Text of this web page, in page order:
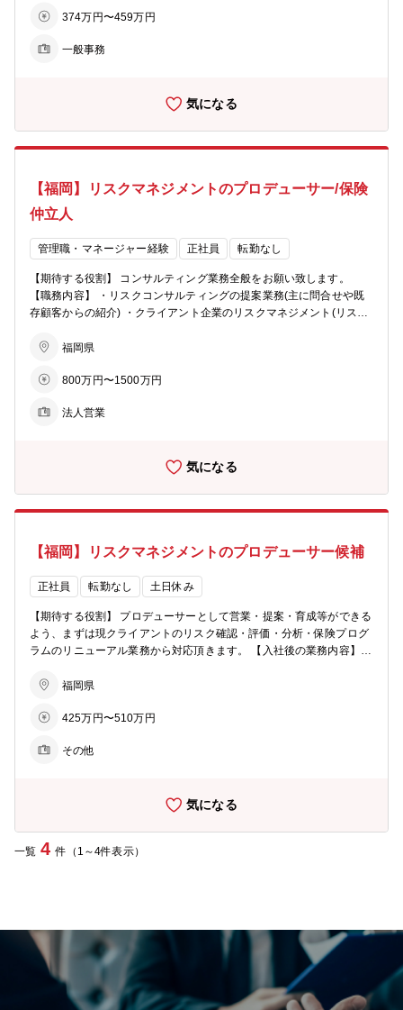
374万円〜459万円
一般事務
気になる
【福岡】リスクマネジメントのプロデューサー/保険
仲立人
管理職・マネージャー経験 正社員 転勤なし
【期待する役割】 コンサルティング業務全般をお願い致します。
【職務内容】 ・リスクコンサルティングの提案業務(主に問合せや既
存顧客からの紹介) ・クライアント企業のリスクマネジメント(リスク
ムの作成･提案 ・クライアントの事故相談、事故解決のためのサポー
アカウントエグゼクティブとアカウントサービスと連携して行いま
本ではまだ数が少ない保険仲立人のお仕事です。 覚えることは多いの
ます。新卒入社12年目でグループ会社社長就任の先輩がいます。
福岡県
800万円〜1500万円
法人営業
気になる
【福岡】リスクマネジメントのプロデューサー候補
正社員 転勤なし 土日休み
【期待する役割】 プロデューサーとして営業・提案・育成等ができる
よう、まずは現クライアントのリスク確認・評価・分析・保険プログ
ラムのリニューアル業務から対応頂きます。 【入社後の業務内容】
ト対応(新規事業、事業の拡大に伴うリスク対応等) ・リスクの発見・
保険会社とのやりとり(保険仕様書請求書等) 【リスクマネジメントの
に問合せや既存顧客からの紹介) ・クライアント企業のリスクマネジ
めのサポート業務 ※入社後に、損害保険仲立人資格を取得していただ
福岡県
425万円〜510万円
その他
気になる
一覧 4 件（1～4件表示）